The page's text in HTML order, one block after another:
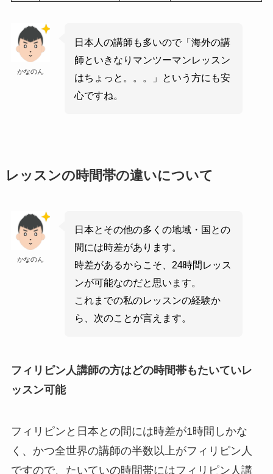
かなのん
日本人の講師も多いので「海外の講
師といきなりマンツーマンレッスン
はちょっと。。。」という方にも安
心ですね。
レッスンの時間帯の違いについて
かなのん
日本とその他の多くの地域・国との
間には時差があります。
時差があるからこそ、24時間レッス
ンが可能なのだと思います。
これまでの私のレッスンの経験か
ら、次のことが言えます。
フィリピン人講師の方はどの時間帯もたいていレ
ッスン可能
フィリピンと日本との間には時差が1時間しかな
く、かつ全世界の講師の半数以上がフィリピン人
ですので、たいていの時間帯にはフィリピン人講